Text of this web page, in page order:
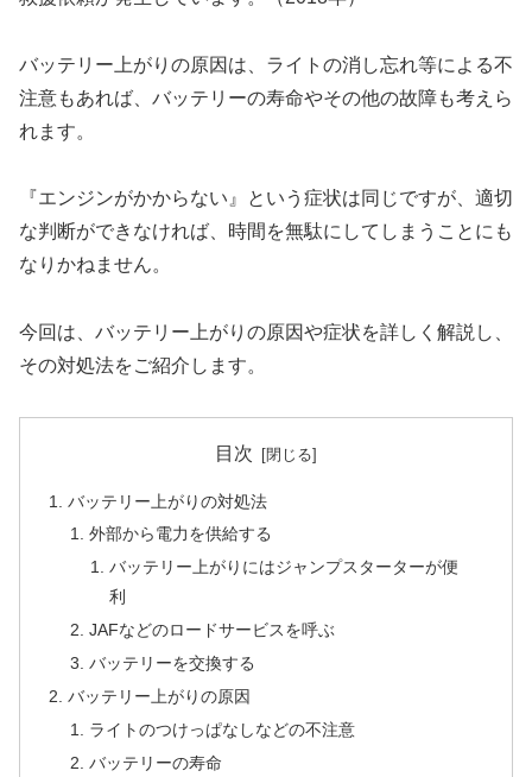
バッテリー上がりの原因は、ライトの消し忘れ等による不
注意もあれば、バッテリーの寿命やその他の故障も考えら
れます。
『エンジンがかからない』という症状は同じですが、適切
な判断ができなければ、時間を無駄にしてしまうことにも
なりかねません。
今回は、バッテリー上がりの原因や症状を詳しく解説し、
その対処法をご紹介します。
目次
バッテリー上がりの対処法
外部から電力を供給する
バッテリー上がりにはジャンプスターターが便
利
JAFなどのロードサービスを呼ぶ
バッテリーを交換する
バッテリー上がりの原因
ライトのつけっぱなしなどの不注意
バッテリーの寿命